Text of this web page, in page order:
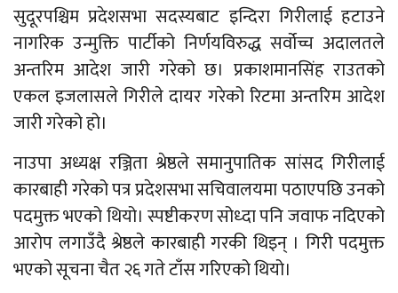
सुदूरपश्चिम प्रदेशसभा सदस्यबाट इन्दिरा गिरीलाई हटाउने
नागरिक उन्मुक्ति पार्टीको निर्णयविरुद्ध सर्वोच्च अदालतले
अन्तरिम आदेश जारी गरेको छ। प्रकाशमानसिंह राउतको
एकल इजलासले गिरीले दायर गरेको रिटमा अन्तरिम आदेश
जारी गरेको हो।
नाउपा अध्यक्ष रञ्जिता श्रेष्ठले समानुपातिक सांसद गिरीलाई
कारबाही गरेको पत्र प्रदेशसभा सचिवालयमा पठाएपछि उनको
पदमुक्त भएको थियो। स्पष्टीकरण सोध्दा पनि जवाफ नदिएको
आरोप लगाउँदै श्रेष्ठले कारबाही गरकी थिइन् । गिरी पदमुक्त
भएको सूचना चैत २६ गते टाँस गरिएको थियो।